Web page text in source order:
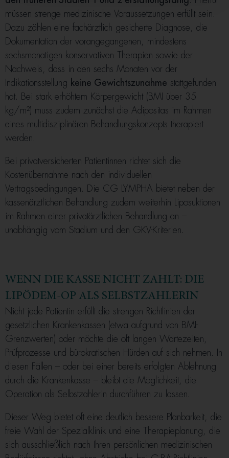
müssen strenge medizinische Voraussetzungen erfüllt sein.
Dazu zählen eine fachärztlich gesicherte Diagnose, die
Dokumentation der vorangegangenen, mindestens
sechsmonatigen konservativen Therapien sowie der
Nachweis, dass in den sechs Monaten vor der
Indikationsstellung keine Gewichtszunahme stattgefunden
hat. Bei stark erhöhtem Körpergewicht (BMI über 35
kg/m²) muss zudem zunächst die Adipositas im Rahmen
eines multidisziplinären Behandlungskonzepts therapiert
werden.
Bei privatversicherten Patientinnen richtet sich die
Kostenübernahme nach den individuellen
Vertragsbedingungen. Die CG LYMPHA bietet neben der
kassenärztlichen Behandlung zudem weiterhin Liposuktionen
im Rahmen einer privatärztlichen Behandlung an –
unabhängig vom Stadium und den GKV-Kriterien.
WENN DIE KASSE NICHT ZAHLT: DIE
LIPÖDEM-OP ALS SELBSTZAHLERIN
Nicht jede Patientin erfüllt die strengen Richtlinien der
gesetzlichen Krankenkassen (etwa aufgrund von BMI-
Grenzwerten) oder möchte die oft langen Wartezeiten,
Prüfprozesse und bürokratischen Hürden auf sich nehmen. In
diesen Fällen – oder bei einer bereits erfolgten Ablehnung
durch die Krankenkasse – bleibt die Möglichkeit, die
Operation als Selbstzahlerin durchführen zu lassen.
Dieser Weg bietet oft eine deutlich bessere Planbarkeit, die
freie Wahl der Spezialklinik und eine Therapieplanung, die
sich ausschließlich nach Ihren persönlichen medizinischen